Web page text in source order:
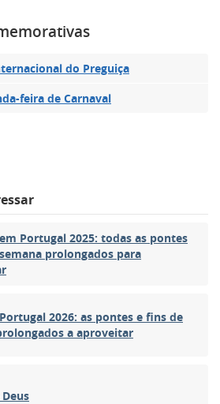
do Preguiça
feira de Carnaval
Portugal 2025: todas as pontes
prolongados para
2026: as pontes e fins de
a aproveitar